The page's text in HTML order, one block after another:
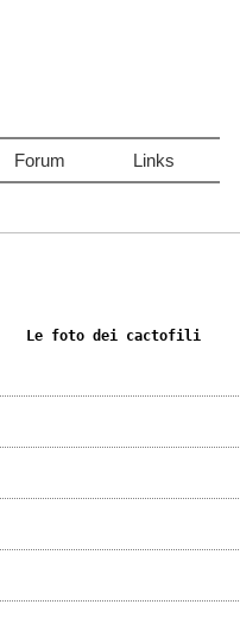
Forum Links
Le foto dei cactofili